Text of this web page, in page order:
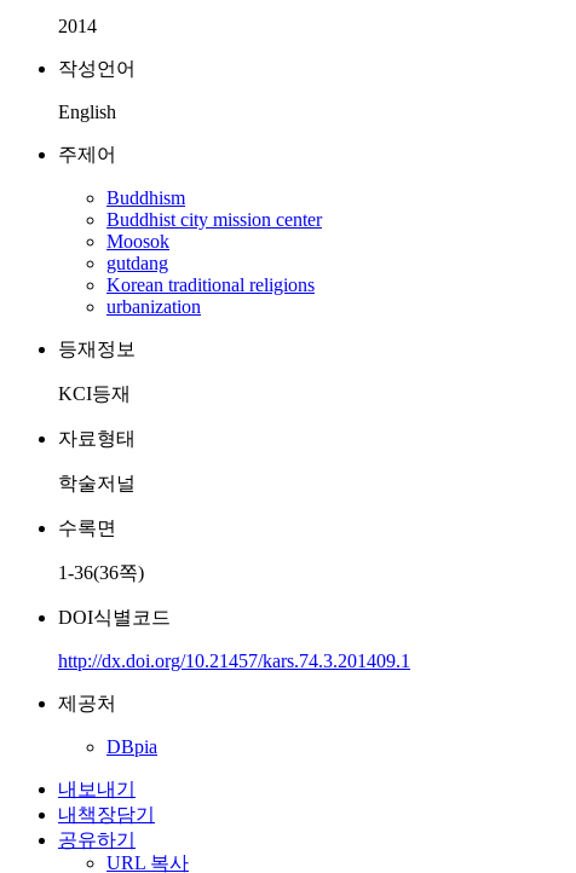
2014
작성언어
English
주제어
Buddhism
Buddhist city mission center
Moosok
gutdang
Korean traditional religions
urbanization
등재정보
KCI등재
자료형태
학술저널
수록면
1-36(36쪽)
DOI식별코드
http://dx.doi.org/10.21457/kars.74.3.201409.1
제공처
DBpia
내보내기
내책장담기
공유하기
URL 복사